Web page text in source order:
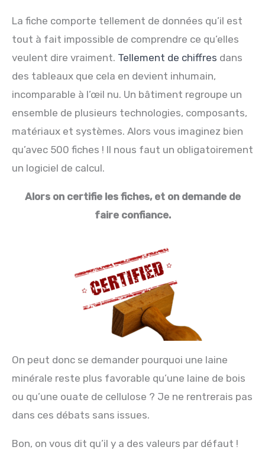
La fiche comporte tellement de données qu’il est
tout à fait impossible de comprendre ce qu’elles
veulent dire vraiment. Tellement de chiffres dans
des tableaux que cela en devient inhumain,
incomparable à l’œil nu. Un bâtiment regroupe un
ensemble de plusieurs technologies, composants,
matériaux et systèmes. Alors vous imaginez bien
qu’avec 500 fiches ! Il nous faut un obligatoirement
un logiciel de calcul.
Alors on certifie les fiches, et on demande de
faire confiance.
On peut donc se demander pourquoi une laine
minérale reste plus favorable qu’une laine de bois
ou qu’une ouate de cellulose ? Je ne rentrerais pas
dans ces débats sans issues.
Bon, on vous dit qu’il y a des valeurs par défaut !